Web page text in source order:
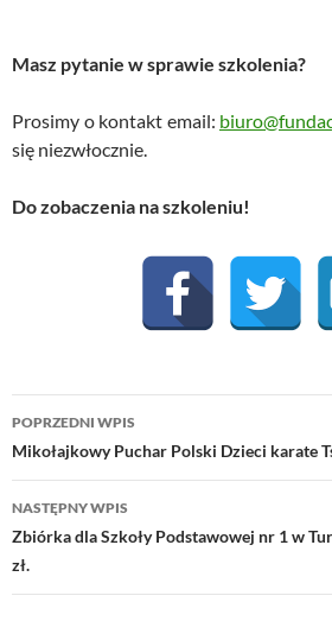
Masz pytanie w sprawie szkolenia?
Prosimy o kontakt email:
się niezwłocznie.
Do zobaczenia na szkoleniu!
Nawigacja
wpisu
POPRZEDNI WPIS
Mikołajkowy Puchar Polski Dzieci karate
NASTĘPNY WPIS
Zbiórka dla Szkoły Podstawowej nr 1 w
zł.